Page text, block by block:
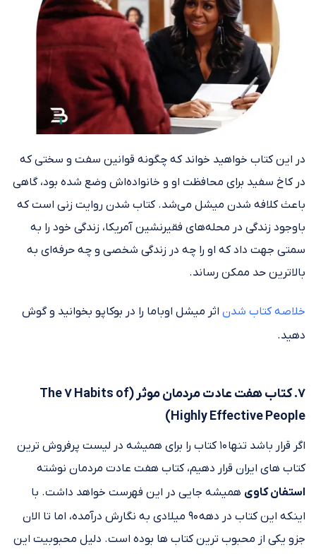
در این کتاب خواهید خواند که چگونه قوانین سفت و سختی که
در کاخ سفید برای محافظت او و خانواده‌اش وضع شده بود، گاهی
باعث کلافه شدن میشل می‌شد. کتاب شدن روایت زنی است که
باوجود زندگی در محله‌های فقیرنشین آمریکا، زندگی خود را به
سمتی جهت داد که او را چه در زندگی شخصی و چه حرفه‌ای به
بالاترین حد ممکن رساند.
خلاصه کتاب شدن اثر میشل اوباما را در بوکاپو بخوانید و گوش
دهید.
۷. کتاب هفت عادت مردمان موثر (The 7 Habits of
Highly Effective People)
اگر قرار باشد تنها ۱۰ کتاب را برای همیشه در لیست پرفروش ترین
کتاب های ایران قرار دهیم، کتاب هفت عادت مردمان نوشته
استفان کاوی همیشه جایی در این فهرست خواهد داشت. با
اینکه این کتاب در دهه ۹۰ میلادی به نگارش درآمده، اما تا الان
جزو یکی از محبوب ترین کتاب ها بوده است. دلیل محبوبیت این